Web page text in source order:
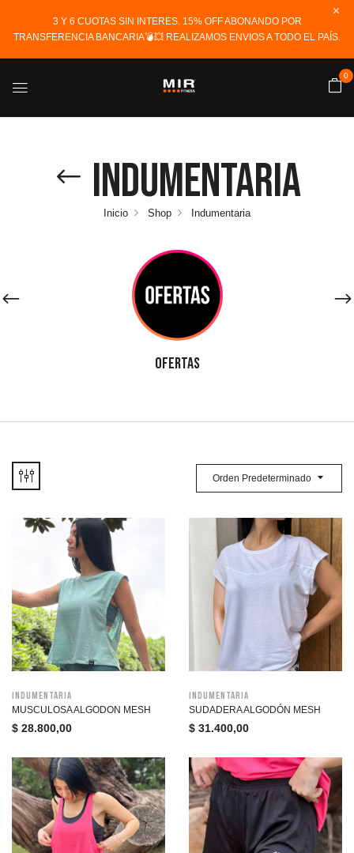
3 Y 6 CUOTAS SIN INTERES. 15% OFF ABONANDO POR
TRANSFERENCIA BANCARIA💣💥 REALIZAMOS ENVIOS A TODO EL PAÍS.
0
Indumentaria
Inicio Shop Indumentaria
OFERTAS
Orden Predeterminado
Indumentaria
MUSCULOSA ALGODON MESH
$ 28.800,00
Indumentaria
SUDADERA ALGODÓN MESH
$ 31.400,00